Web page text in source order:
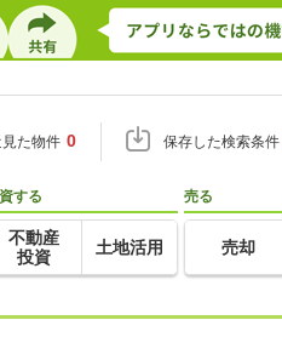
た物件 0 保存した検索条件
する
不動産
投資
土地活用
売る
売却